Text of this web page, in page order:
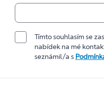
Tímto souhlasím se
nabídek na mé
seznámil/a s